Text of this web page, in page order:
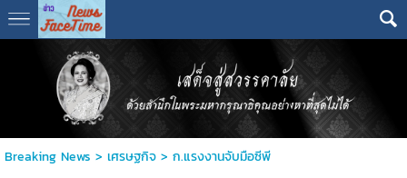
Breaking News > เศรษฐกิจ> ก.แรงงานจับมือซีพี